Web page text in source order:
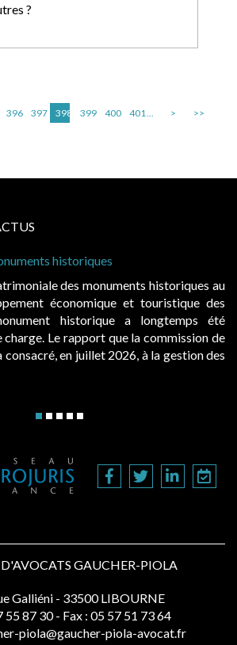
?
396 397 398 399 400 401... > >>
monuments historiques au
et touristique des
historique a longtemps été
rapport que la commission de
en juillet 2026, à la gestion des
également
public,
GAUCHER-PIOLA
Galliéni - 33500 LIBOURNE
55 87 30 - Fax : 05 57 51 73 64
piola@gaucher-piola-avocat.fr